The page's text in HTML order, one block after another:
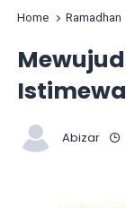
Home Ramadhan
Istimewa
Abizar